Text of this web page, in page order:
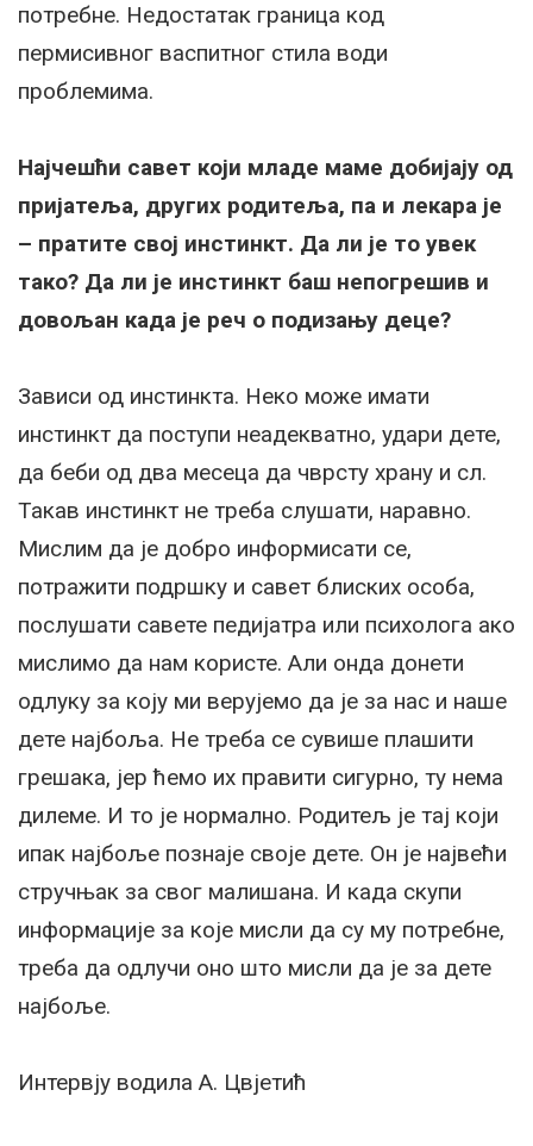
потребне. Недостатак граница код
пермисивног васпитног стила води
проблемима.
Најчешћи савет који младе маме добијају од
пријатеља, других родитеља, па и лекара је
– пратите свој инстинкт. Да ли је то увек
тако? Да ли је инстинкт баш непогрешив и
довољан када је реч о подизању деце?
Зависи од инстинкта. Неко може имати
инстинкт да поступи неадекватно, удари дете,
да беби од два месеца да чврсту храну и сл.
Такав инстинкт не треба слушати, наравно.
Мислим да је добро информисати се,
потражити подршку и савет блиских особа,
послушати савете педијатра или психолога ако
мислимо да нам користе. Али онда донети
одлуку за коју ми верујемо да је за нас и наше
дете најбоља. Не треба се сувише плашити
грешака, јер ћемо их правити сигурно, ту нема
дилеме. И то је нормално. Родитељ је тај који
ипак најбоље познаје своје дете. Он је највећи
стручњак за свог малишана. И када скупи
информације за које мисли да су му потребне,
треба да одлучи оно што мисли да је за дете
најбоље.
Интервју водила А. Цвјетић